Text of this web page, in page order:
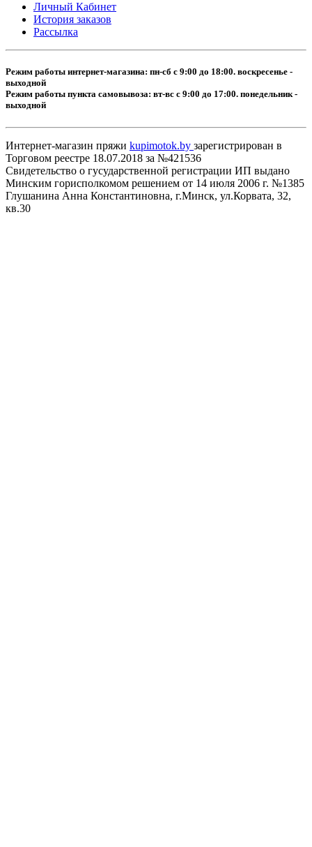
Личный Кабинет
История заказов
Рассылка
Режим работы интернет-магазина: пн-сб с 9:00 до 18:00. воскресенье -
выходной
Режим работы пункта самовывоза: вт-вс с 9:00 до 17:00. понедельник -
выходной
Интернет-магазин пряжи kupimotok.by зарегистрирован в
Торговом реестре 18.07.2018 за №421536
Свидетельство о гусударственной регистрации ИП выдано
Минским горисполкомом решением от 14 июля 2006 г. №1385
Глушанина Анна Константиновна, г.Минск, ул.Корвата, 32,
кв.30